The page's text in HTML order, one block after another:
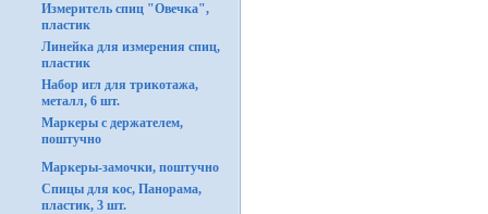
Измеритель спиц "Овечка",
пластик
Линейка для измерения спиц,
пластик
Набор игл для трикотажа,
металл, 6 шт.
Маркеры с держателем,
поштучно
Маркеры-замочки, поштучно
Спицы для кос, Панорама,
пластик, 3 шт.